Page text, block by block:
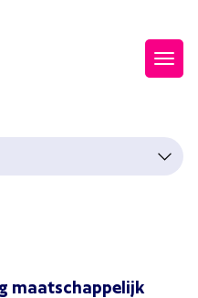
maatschappelijk